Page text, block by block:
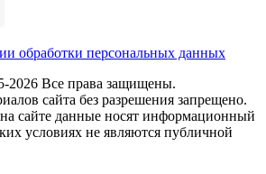
обработки персональных данных
2026 Все права защищены.
сайта без разрешения запрещено.
сайте данные носят информационный
условиях не являются публичной